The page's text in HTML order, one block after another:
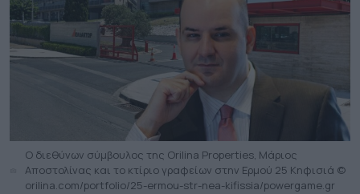
O διεθύνων σύμβουλος της Orilina Properties, Μάριος
Αποστολίνας και το κτίριο γραφείων στην Ερμού 25 Κηφισιά ©
orilina.com/portfolio/25-ermou-str-nea-kifissia/powergame.gr